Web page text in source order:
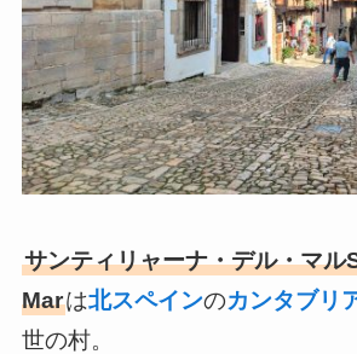
サンティリャーナ・デル・マ
Marは北スペインのカンタブリ
世の村。